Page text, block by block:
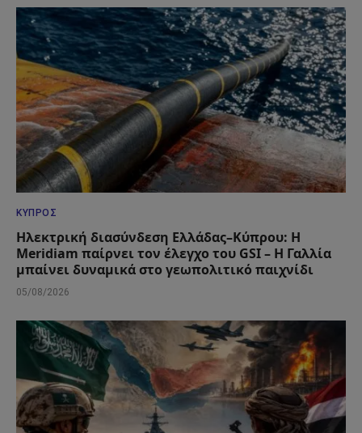
ΚΎΠΡΟΣ
Ηλεκτρική διασύνδεση Ελλάδας–Κύπρου: Η
Meridiam παίρνει τον έλεγχο του GSI – Η Γαλλία
μπαίνει δυναμικά στο γεωπολιτικό παιχνίδι
05/08/2026